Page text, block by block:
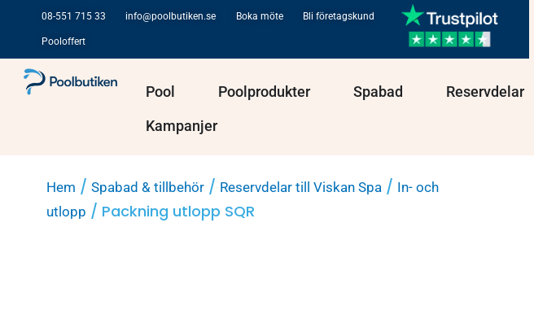
innehåll
08-551 715 33 info@poolbutiken.se Boka möte Bli företagskund
Pooloffert
Pool Öppna PoolPoolprodukter Öppna Poolprodukter
Spabad Öppna Spabad
Reservdelar
Kampanjer
Hem / Spabad & tillbehör/ Reservdelar till Viskan Spa/ In- och
utlopp / Packning utlopp SQR